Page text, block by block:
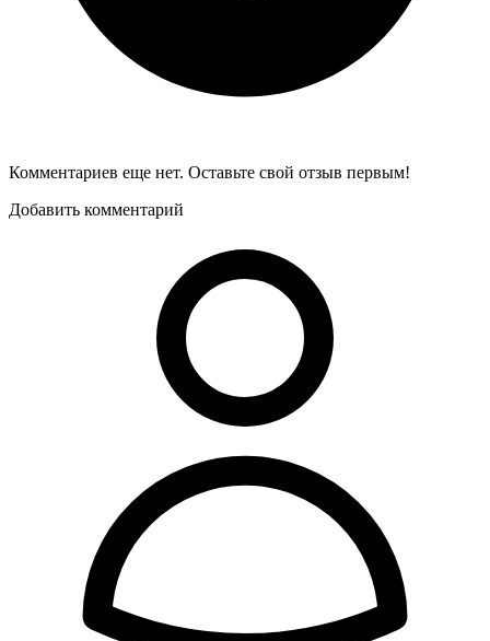
Комментариев еще нет. Оставьте свой отзыв первым!
Добавить комментарий